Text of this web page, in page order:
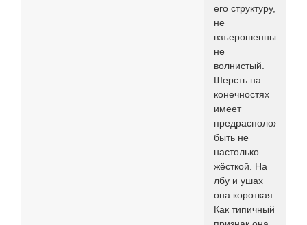
его структуру,
не
взъерошенный,
не
волнистый.
Шерсть на
конечностях
имеет
быть не
настолько
жёсткой. На
лбу и ушах
она короткая.
Как типичный